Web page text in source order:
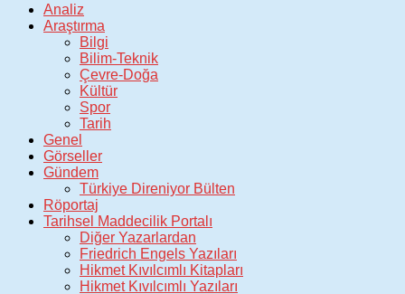
Analiz
Araştırma
Bilgi
Bilim-Teknik
Çevre-Doğa
Kültür
Spor
Tarih
Genel
Görseller
Gündem
Türkiye Direniyor Bülten
Röportaj
Tarihsel Maddecilik Portalı
Diğer Yazarlardan
Friedrich Engels Yazıları
Hikmet Kıvılcımlı Kitapları
Hikmet Kıvılcımlı Yazıları